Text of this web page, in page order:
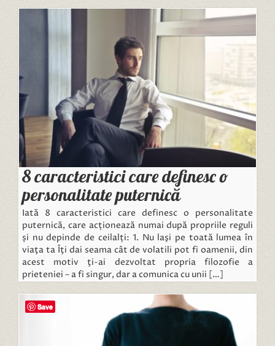
8 caracteristici care definesc o
personalitate puternică
Iată 8 caracteristici care definesc o personalitate
puternică, care acționează numai după propriile reguli
și nu depinde de ceilalți: 1. Nu laşi pe toată lumea în
viaţa ta Îţi dai seama cât de volatili pot fi oamenii, din
acest motiv ţi-ai dezvoltat propria filozofie a
prieteniei – a fi singur, dar a comunica cu unii […]
Save